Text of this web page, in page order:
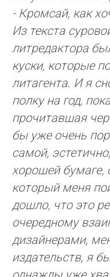
- Кромсай, как
Из текста
литредактора
куски, которые
литагента. И я
полку на год,
прочитавшая
бы уже очень
самой,
хорошей бумаге,
который меня
дошло, что это
очередному
дизайнерами,
издательств, я